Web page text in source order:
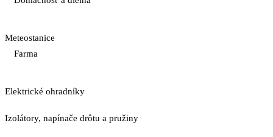
Meteostanice
Farma
Elektrické ohradníky
Izolátory, napínače drôtu a pružiny